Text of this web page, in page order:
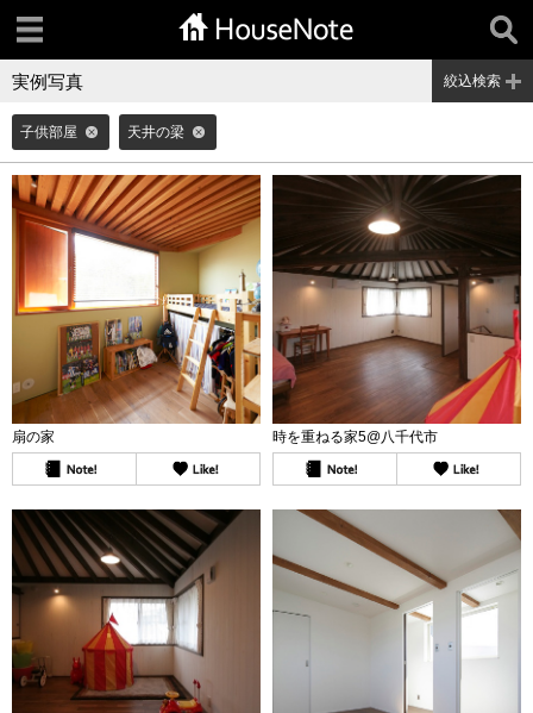
実例写真 絞込検索
子供部屋 天井の梁
扇の家 時を重ねる家5@八千代市